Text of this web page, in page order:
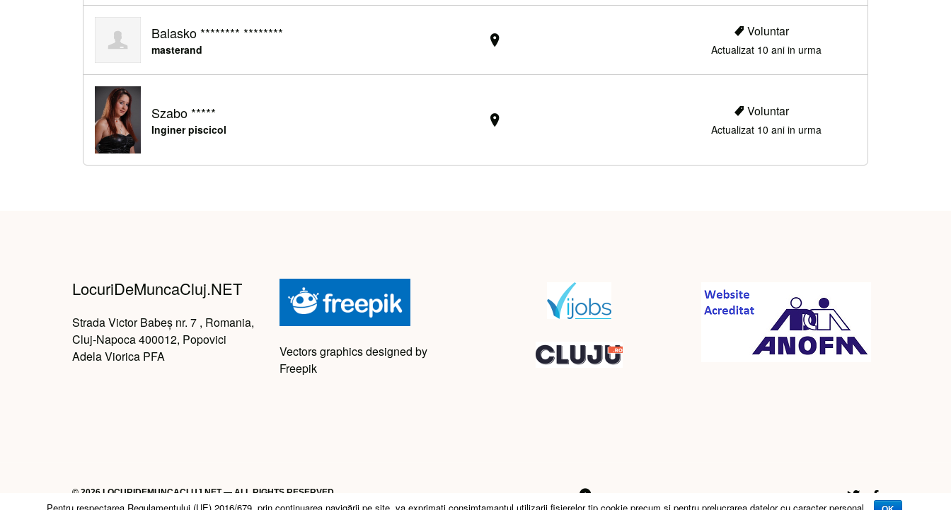
Balasko ******** ********
masterand
Voluntar
Actualizat 10 ani in urma
Szabo *****
Inginer piscicol
Voluntar
Actualizat 10 ani in urma
LocuriDeMuncaCluj.NET
Strada Victor Babeș nr. 7 , Romania,
Cluj-Napoca 400012, Popovici
Adela Viorica PFA
Vectors graphics designed by
Freepik
© 2026 LOCURIDEMUNCACLUJ.NET — ALL RIGHTS RESERVED